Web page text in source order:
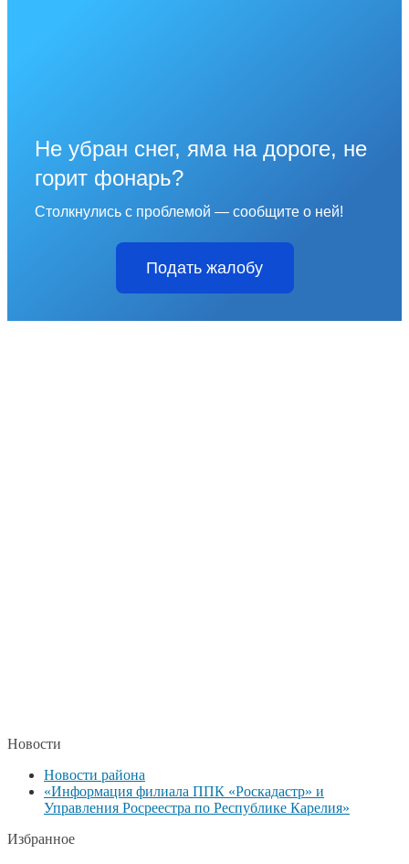
Не убран снег, яма на дороге, не
горит фонарь?
Столкнулись с проблемой — сообщите о ней!
Подать жалобу
Новости
Новости района
«Информация филиала ППК «Роскадастр» и
Управления Росреестра по Республике Карелия»
Избранное